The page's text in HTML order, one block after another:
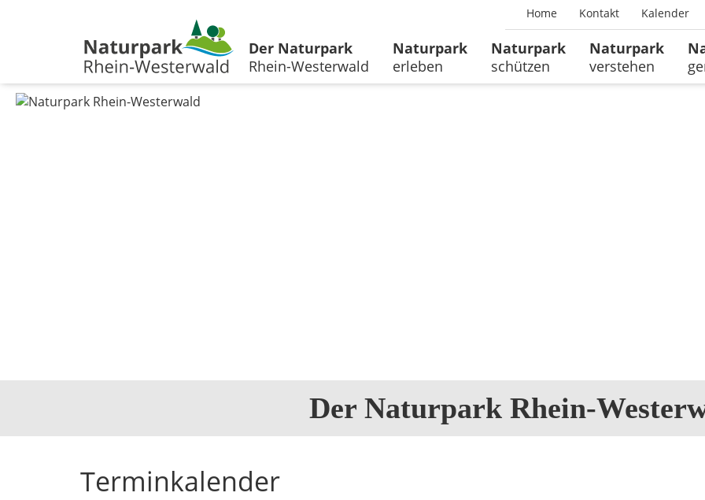
Home Kontakt Kalender
Der Naturpark
Rhein-Westerwald
Naturpark
erleben
Naturpark
schützen
Naturpark
verstehen
Der Naturpark Rhein-
Terminkalender